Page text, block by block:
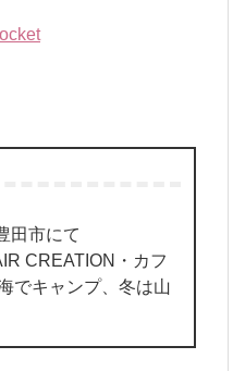
指し豊田市にて
CREATION・カフ
でキャンプ、冬は山